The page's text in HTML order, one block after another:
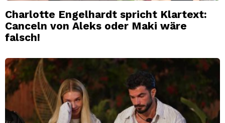
Charlotte Engelhardt spricht Klartext:
Canceln von Aleks oder Maki wäre
falsch!